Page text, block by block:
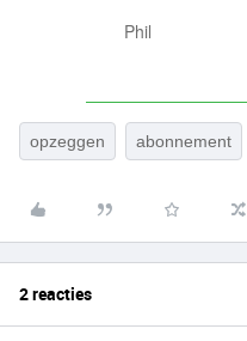
Phil
opzeggen abonnement
2 reacties